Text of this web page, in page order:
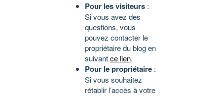
Pour les visiteurs :
Si vous avez des
questions, vous
pouvez contacter le
propriétaire du blog en
suivantce lien.
Pour le propriétaire :
Si vous souhaitez
rétablir l’accès à votre